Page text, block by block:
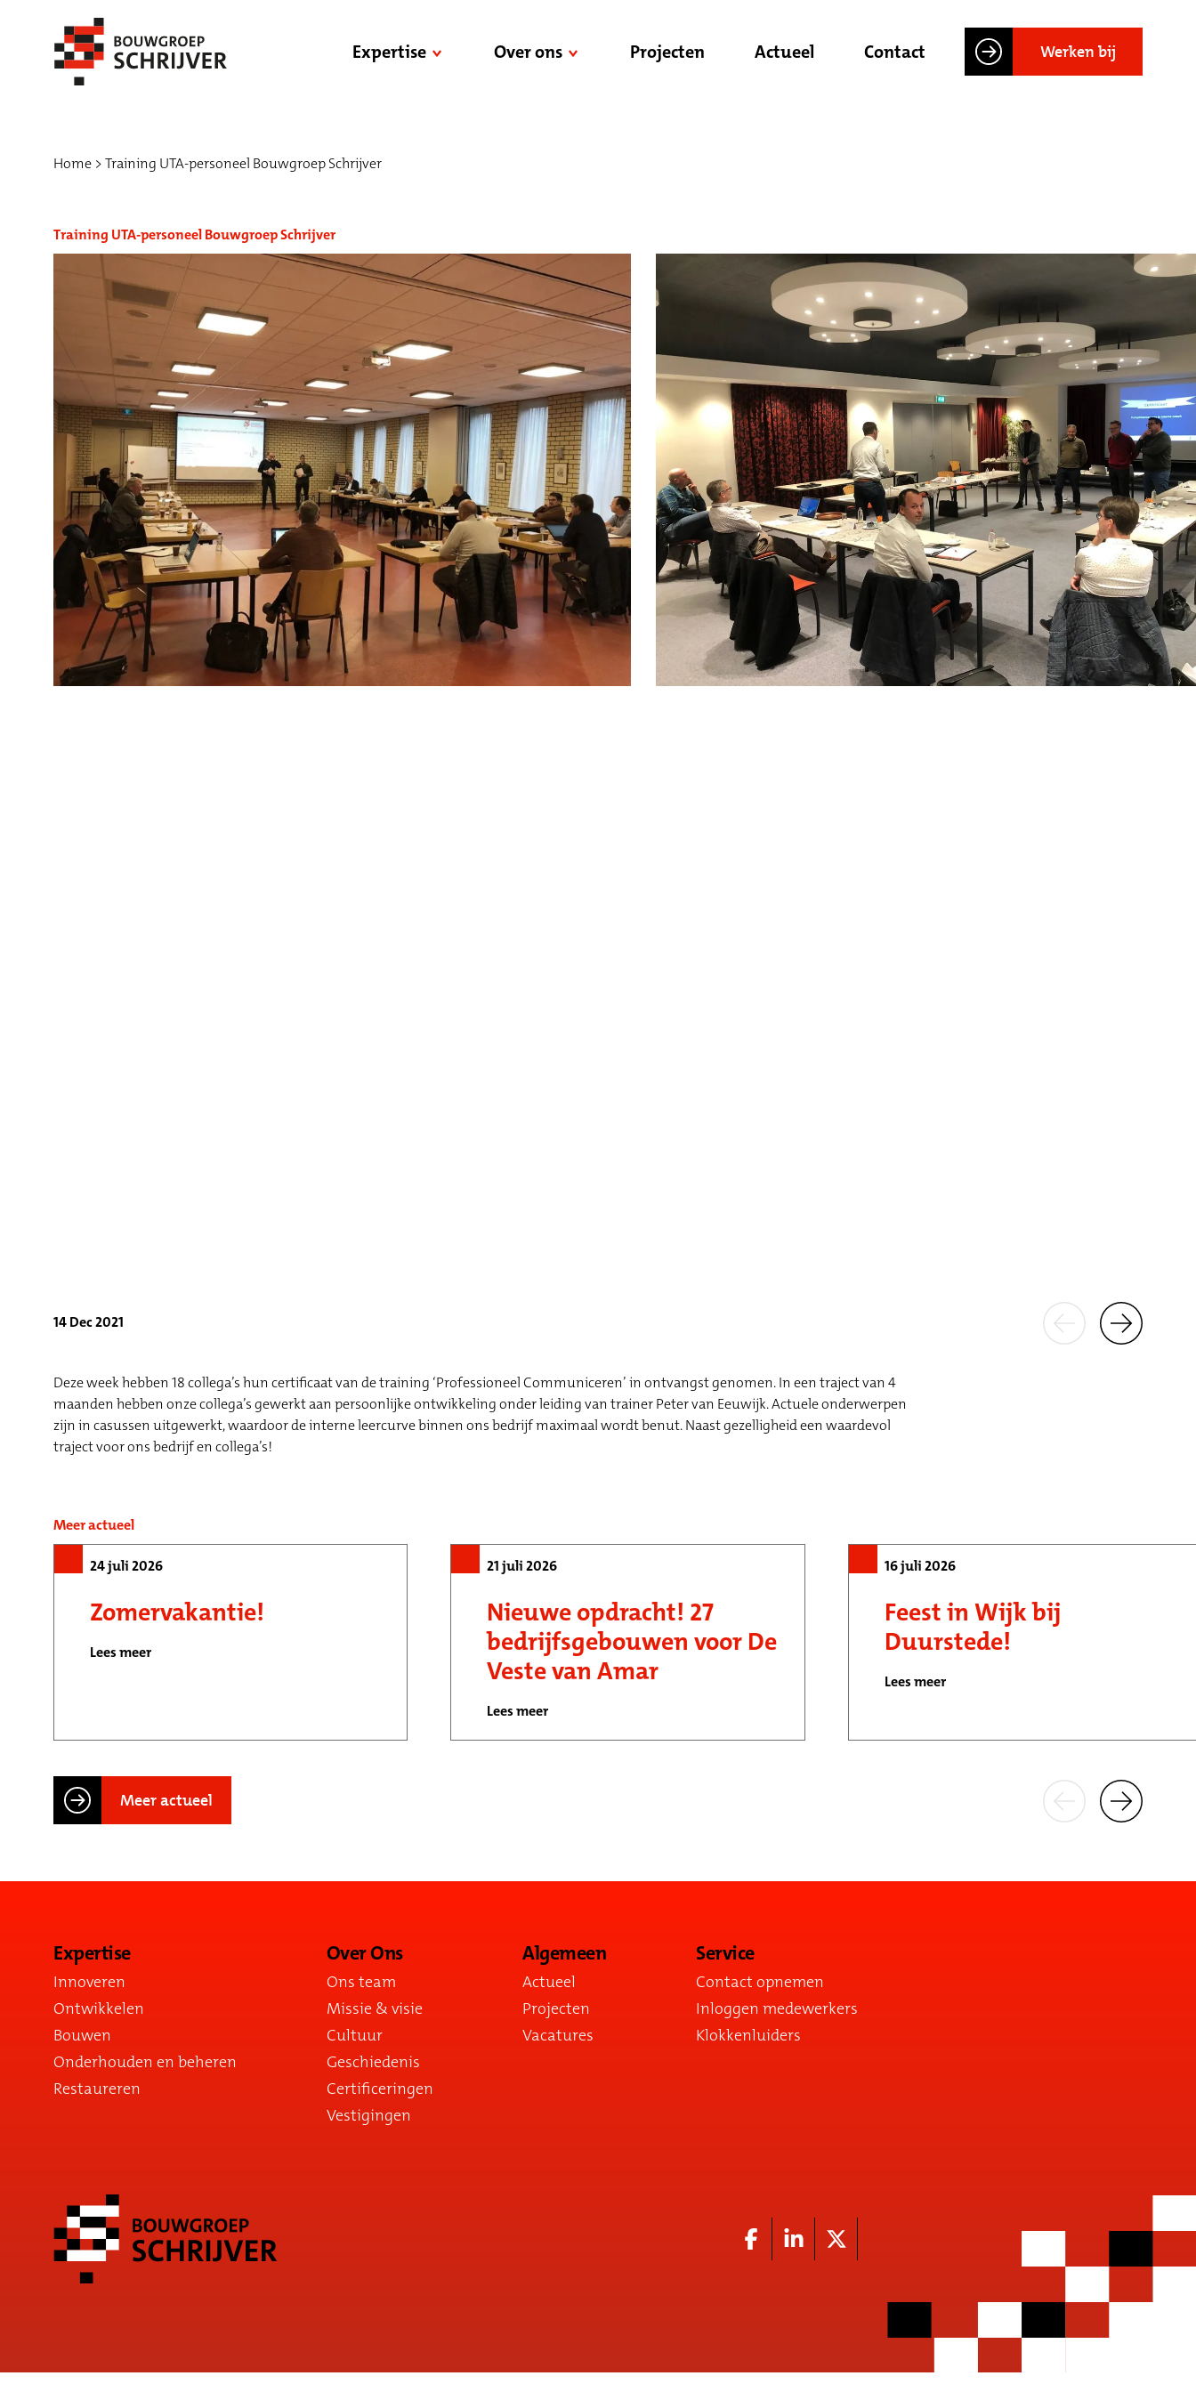
Expertise Over ons Projecten Actueel Contact Werken bij
Home Training UTA-personeel Bouwgroep Schrijver
Training UTA-personeel Bouwgroep Schrijver
14 Dec 2021
Deze week hebben 18 collega’s hun certificaat van de training ‘Professioneel Communiceren’ in ontvangst genomen. In een traject van 4
maanden hebben onze collega’s gewerkt aan persoonlijke ontwikkeling onder leiding van trainer Peter van Eeuwijk. Actuele onderwerpen
zijn in casussen uitgewerkt, waardoor de interne leercurve binnen ons bedrijf maximaal wordt benut. Naast gezelligheid een waardevol
traject voor ons bedrijf en collega’s!
Meer actueel
24 juli 2026
Zomervakantie!
Lees meer
21 juli 2026
Nieuwe opdracht! 27
bedrijfsgebouwen voor De
Veste van Amar
Lees meer
16 juli 2026
Feest in Wijk bij
Duurstede!
Lees meer
Meer actueel
Expertise
Innoveren
Ontwikkelen
Bouwen
Onderhouden en beheren
Restaureren
Over Ons
Ons team
Missie & visie
Cultuur
Geschiedenis
Certificeringen
Vestigingen
Algemeen
Actueel
Projecten
Vacatures
Service
Contact opnemen
Inloggen medewerkers
Klokkenluiders